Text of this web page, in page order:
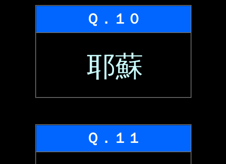
Ｑ．１０
耶蘇
Ｑ．１１